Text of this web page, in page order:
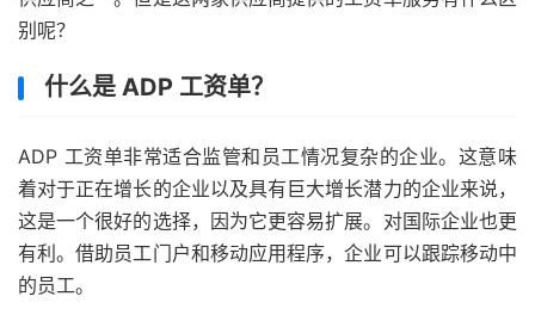
别呢？
什么是 ADP 工资单？
ADP 工资单非常适合监管和员工情况复杂的企业。这意味
着对于正在增长的企业以及具有巨大增长潜力的企业来说，
这是一个很好的选择，因为它更容易扩展。对国际企业也更
有利。借助员工门户和移动应用程序，企业可以跟踪移动中
的员工。